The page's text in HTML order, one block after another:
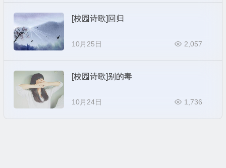
[校园诗歌]回归
10月25日 2,057
[校园诗歌]别的毒
10月24日 1,736